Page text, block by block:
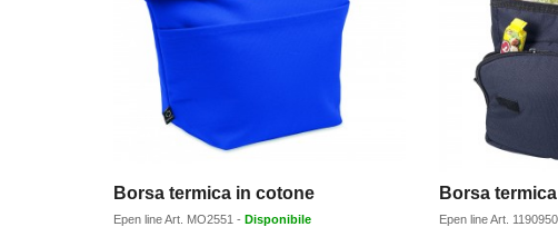
Borsa termica in cotone
Epen lineArt. MO2551 - Disponibile Epen lineArt.